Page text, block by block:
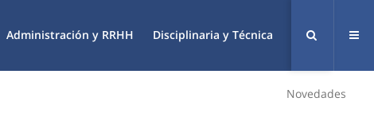
Administración y RRHH Disciplinaria y Técnica
Novedades